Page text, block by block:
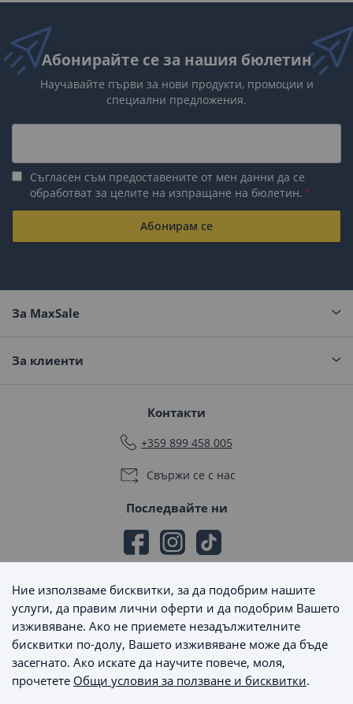
Абонирайте се за нашия бюлетин
Научавайте първи за нови продукти, промоции и
специални предложения.
Съгласен съм предоставените от мен данни да се
обработват за целите на изпращане на бюлетин.
Абонирам се
За MaxSale
За клиенти
Контакти
+359 899 458 005
Свържи се с нас
Последвайте ни
Начини на плащане
Начини на доставка
Ние използваме бисквитки, за да подобрим нашите
услуги, да правим лични оферти и да подобрим Вашето
изживяване. Ако не приемете незадължителните
бисквитки по-долу, Вашето изживяване може да бъде
засегнато. Ако искате да научите повече, моля,
прочетете Общи условия за ползване и бисквитки.